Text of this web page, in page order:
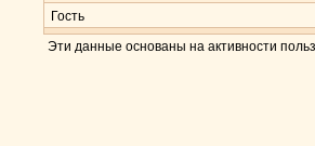
Гость
Эти данные основаны на активности